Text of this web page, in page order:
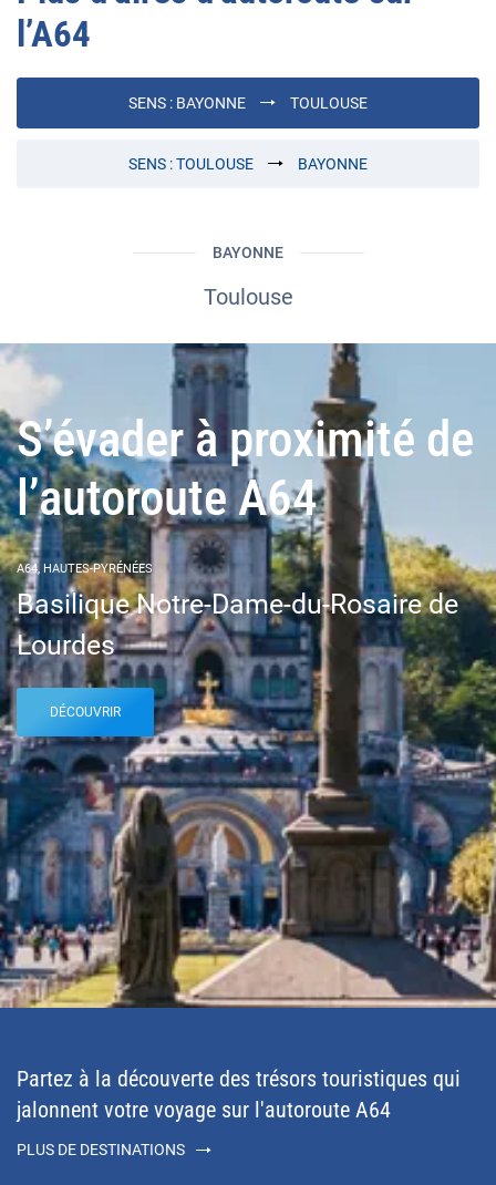
l’A64
SENS : BAYONNE TOULOUSE
SENS :TOULOUSE BAYONNE
BAYONNE
Toulouse
S’évader à proximité de
l’autoroute A64
A64, HAUTES-PYRÉNÉES
Basilique Notre-Dame-du-Rosaire de
Lourdes
DÉCOUVRIR
Partez à la découverte des trésors touristiques qui
jalonnent votre voyage sur l'autoroute A64
PLUS DE DESTINATIONS